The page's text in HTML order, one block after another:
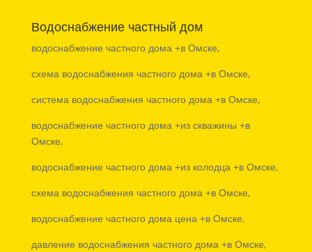
Водоснабжение частный дом
водоснабжение частного дома +в Омске,
схема водоснабжения частного дома +в Омске,
система водоснабжения частного дома +в Омске,
водоснабжение частного дома +из скважины +в
Омске,
водоснабжение частного дома +из колодца +в Омске,
схема водоснабжения частного дома +в Омске,
водоснабжение частного дома цена +в Омске,
давление водоснабжения частного дома +в Омске,